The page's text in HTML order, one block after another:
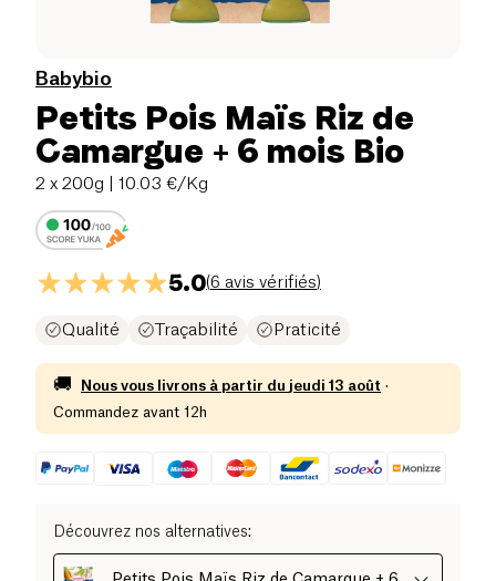
Babybio
Petits Pois Maïs Riz de
Camargue + 6 mois Bio
2 x 200g | 10.03 €/Kg
5.0(6 avis vérifiés)
Qualité Traçabilité Praticité
🚚 Nous vous livrons à partir du jeudi 13 août ·
Commandez avant 12h
Découvrez nos alternatives: